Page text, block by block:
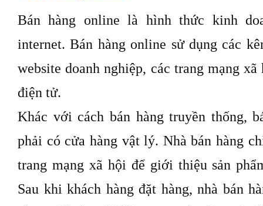
Bán hàng online là hình thức kinh
internet. Bán hàng online sử dụng các
website doanh nghiệp, các trang mạng
điện tử.
Khác với cách bán hàng truyền thống,
phải có cửa hàng vật lý. Nhà bán hàng
trang mạng xã hội để giới thiệu sản
Sau khi khách hàng đặt hàng, nhà bán